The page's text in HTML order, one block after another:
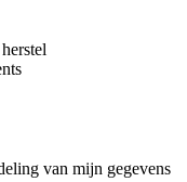
van mijn gegevens